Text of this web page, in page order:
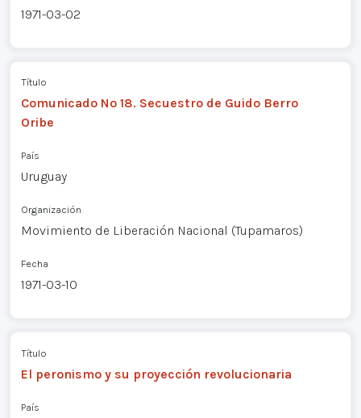
1971-03-02
Título
Comunicado Nº 18. Secuestro de Guido Berro
Oribe
País
Uruguay
Organización
Movimiento de Liberación Nacional (Tupamaros)
Fecha
1971-03-10
Título
El peronismo y su proyección revolucionaria
País